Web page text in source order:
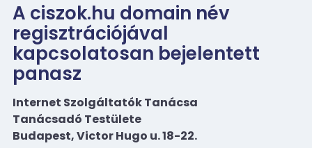
A ciszok.hu domain név
regisztrációjával
kapcsolatosan bejelentett
panasz
Internet Szolgáltatók Tanácsa
Tanácsadó Testülete
Budapest, Victor Hugo u. 18-22.